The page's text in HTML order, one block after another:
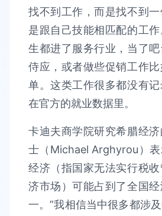
找不到工作，而是找不到
是跟自己技能相匹配的工
生都进了服务行业，当了
侍应，或者做些促销工作
单。这类工作很多都没有
在官方的就业数据里。
卡迪夫商学院研究希腊经
士（Michael Arghyrou）
经济（指国家无法实行税
济市场）可能占到了全国
一。”我相信当中很多都涉